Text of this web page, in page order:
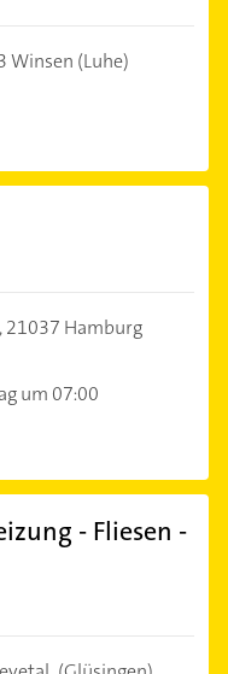
Winsen (Luhe)
21037 Hamburg
um 07:00
- Fliesen -